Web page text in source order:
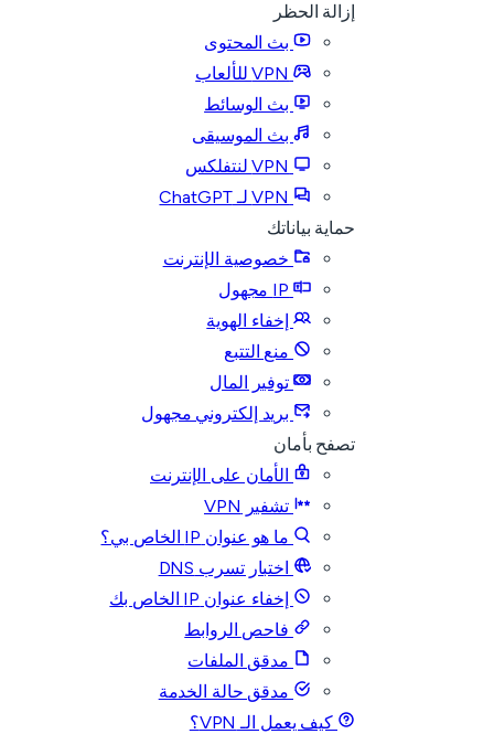
إزالة الحظر
بث المحتوى
VPN للألعاب
بث الوسائط
بث الموسيقى
VPN لنتفلكس
VPN لـ ChatGPT
حماية بياناتك
خصوصية الإنترنت
IP مجهول
إخفاء الهوية
منع التتبع
توفير المال
بريد إلكتروني مجهول
تصفح بأمان
الأمان على الإنترنت
تشفير VPN
ما هو عنوان IP الخاص بي؟
اختبار تسرب DNS
إخفاء عنوان IP الخاص بك
فاحص الروابط
مدقق الملفات
مدقق حالة الخدمة
كيف يعمل الـ VPN؟